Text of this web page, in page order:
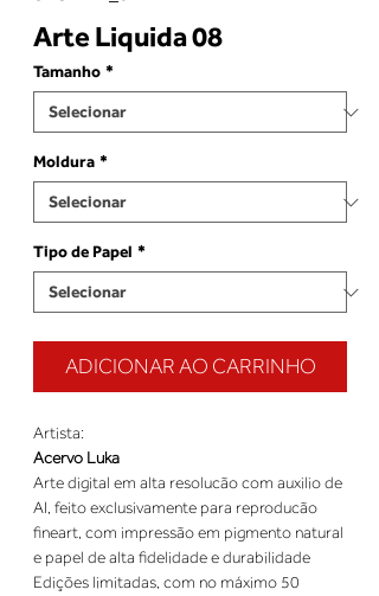
Arte Liquida 08
Tamanho *
Moldura *
Tipo de Papel *
ADICIONAR AO CARRINHO
Artista:
Acervo Luka
Arte digital em alta resolucão com auxilio de
AI, feito exclusivamente para reproducão
fineart, com impressão em pigmento natural
e papel de alta fidelidade e durabilidade
Edições limitadas, com no máximo 50